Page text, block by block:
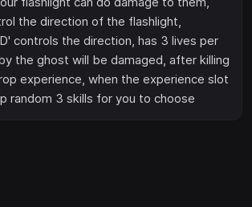
the direction of the flashlight,
controls the direction, has 3 lives per
the ghost will be damaged, after killing
experience, when the experience slot
random 3 skills for you to choose